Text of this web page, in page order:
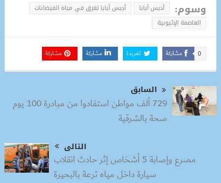
وسوم: أديس أبابا
أديس أبابا تغرق في مياه الفيضانات
العاصمة الإثيوبية
مشاركة 0 تغريدة مشاركة مشاركة
السابق
729 ألف مواطن استفادوا من مبادرة 100 يوم
صحة بالشرقية
التالى
مصرع وإصابة 5 أشخاص إثر حادث انقلاب
سيارة داخل مياه ترعة بالبحيرة